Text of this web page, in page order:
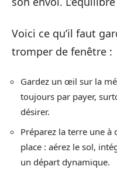
Voici ce qu’il faut
tromper de fenêtre :
Gardez un œil sur la
toujours par payer,
désirer.
Préparez la terre une à
place : aérez le sol,
un départ dynamique.